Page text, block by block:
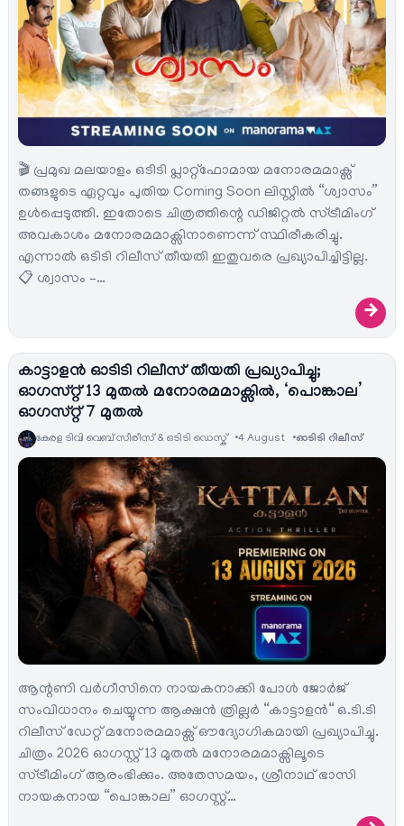
🎬 പ്രമുഖ മലയാളം ഒടിടി പ്ലാറ്റ്‌ഫോമായ മനോരമമാക്സ്
തങ്ങളുടെ ഏറ്റവും പുതിയ Coming Soon ലിസ്റ്റിൽ “ശ്വാസം”
ഉൾപ്പെടുത്തി. ഇതോടെ ചിത്രത്തിന്റെ ഡിജിറ്റൽ സ്ട്രീമിംഗ്
അവകാശം മനോരമമാക്സിനാണെന്ന് സ്ഥിരീകരിച്ചു.
എന്നാൽ ഒടിടി റിലീസ് തീയതി ഇതുവരെ പ്രഖ്യാപിച്ചിട്ടില്ല.
📋 ശ്വാസം –…
→
കാട്ടാളൻ ഓടിടി റിലീസ് തീയതി പ്രഖ്യാപിച്ചു;
ഓഗസ്റ്റ് 13 മുതൽ മനോരമമാക്സിൽ, ‘പൊങ്കാല’
ഓഗസ്റ്റ് 7 മുതൽ
കേരള ടിവി വെബ് സീരീസ് & ഒടിടി ഡെസ്ക് 4 August ഓടിടി റിലീസ്
ആന്റണി വർഗീസിനെ നായകനാക്കി പോൾ ജോർജ്
സംവിധാനം ചെയ്യുന്ന ആക്ഷൻ ത്രില്ലർ “കാട്ടാളൻ“ ഒ.ടി.ടി
റിലീസ് ഡേറ്റ് മനോരമമാക്സ് ഔദ്യോഗികമായി പ്രഖ്യാപിച്ചു.
ചിത്രം 2026 ഓഗസ്റ്റ് 13 മുതൽ മനോരമമാക്സിലൂടെ
സ്ട്രീമിംഗ് ആരംഭിക്കും. അതേസമയം, ശ്രീനാഥ് ഭാസി
നായകനായ “പൊങ്കാല” ഓഗസ്റ്റ്…